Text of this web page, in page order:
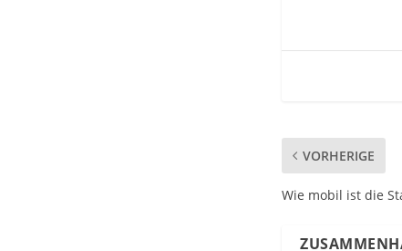
VORHERIGE
Wie mobil ist die